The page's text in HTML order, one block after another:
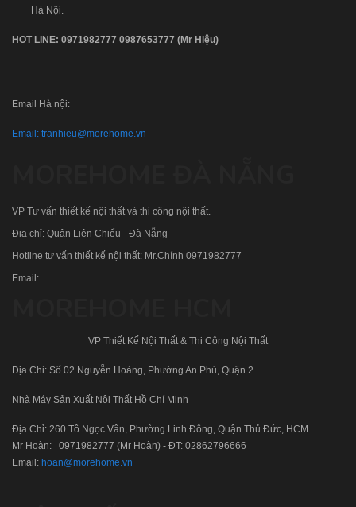
Hà Nội.
HOT LINE: 0971982777 0987653777 (Mr Hiệu)
Email Hà nội:
Email: tranhieu@morehome.vn
VP Tư vấn thiết kế nội thất và thi công nội thất.
Địa chỉ: Quận Liên Chiểu - Đà Nẵng
Hotline tư vấn thiết kế nội thất: Mr.Chính 0971982777
Email:
VP Thiết Kế Nội Thất & Thi Công Nội Thất
Địa Chỉ: Số 02 Nguyễn Hoàng, Phường An Phú, Quận 2
Nhà Máy Sản Xuất Nội Thất Hồ Chí Minh
Địa Chỉ: 260 Tô Ngọc Vân, Phường Linh Đông, Quận Thủ Đức, HCM
Mr Hoàn: 0971982777 (Mr Hoàn) - ĐT: 02862796666
Email: hoan@morehome.vn